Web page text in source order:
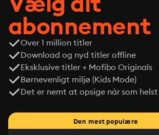
abonnement
Over 1 million titler
Download og nyd titler offline
Eksklusive titler + Mofibo Originals
Børnevenligt miljø (Kids Mode)
Det er nemt at opsige når som helst
Den mest populære